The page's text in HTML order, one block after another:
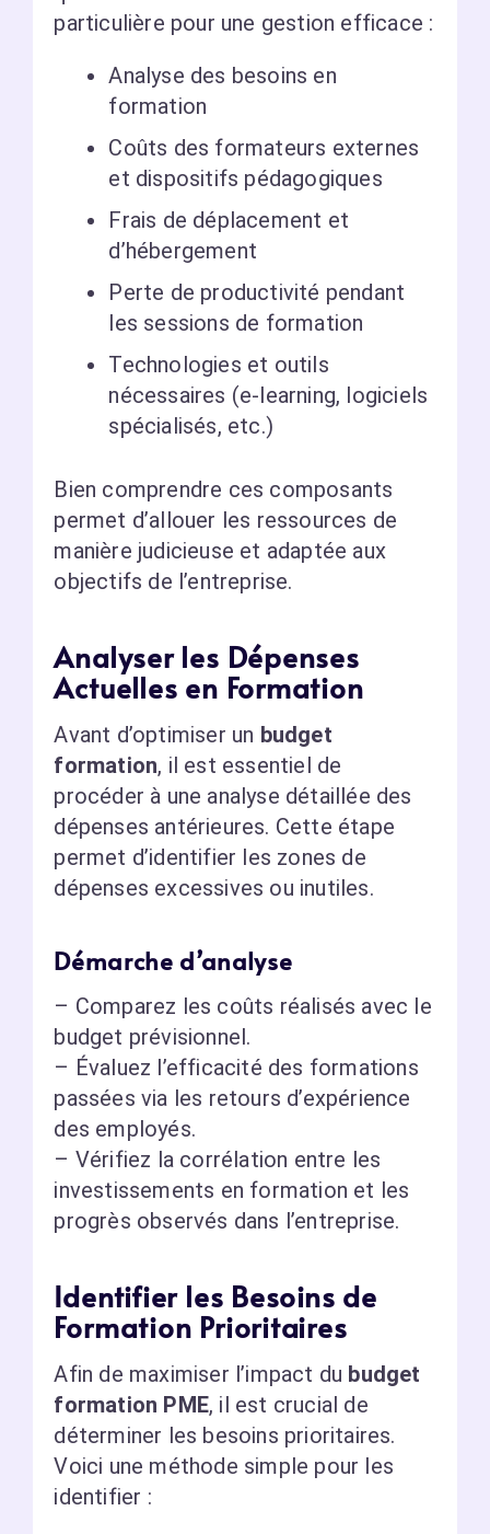
particulière pour une gestion efficace :
Analyse des besoins en
formation
Coûts des formateurs externes
et dispositifs pédagogiques
Frais de déplacement et
d’hébergement
Perte de productivité pendant
les sessions de formation
Technologies et outils
nécessaires (e-learning, logiciels
spécialisés, etc.)
Bien comprendre ces composants
permet d’allouer les ressources de
manière judicieuse et adaptée aux
objectifs de l’entreprise.
Analyser les Dépenses
Actuelles en Formation
Avant d’optimiser un budget
formation, il est essentiel de
procéder à une analyse détaillée des
dépenses antérieures. Cette étape
permet d’identifier les zones de
dépenses excessives ou inutiles.
Démarche d’analyse
– Comparez les coûts réalisés avec le
budget prévisionnel.
– Évaluez l’efficacité des formations
passées via les retours d’expérience
des employés.
– Vérifiez la corrélation entre les
investissements en formation et les
progrès observés dans l’entreprise.
Identifier les Besoins de
Formation Prioritaires
Afin de maximiser l’impact du budget
formation PME, il est crucial de
déterminer les besoins prioritaires.
Voici une méthode simple pour les
identifier :